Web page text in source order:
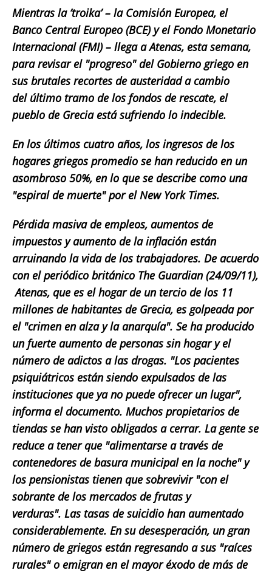
Mientras la ’troika’ – la Comisión Europea, el
Banco Central Europeo (BCE) y el Fondo Monetario
Internacional (FMI) – llega a Atenas, esta semana,
para revisar el "progreso" del Gobierno griego en
sus brutales recortes de austeridad a cambio
del último tramo de los fondos de rescate, el
pueblo de Grecia está sufriendo lo indecible.
En los últimos cuatro años, los ingresos de los
hogares griegos promedio se han reducido en un
asombroso 50%, en lo que se describe como una
"espiral de muerte" por el New York Times.
Pérdida masiva de empleos, aumentos de
impuestos y aumento de la inflación están
arruinando la vida de los trabajadores. De acuerdo
con el periódico británico The Guardian (24/09/11),
Atenas, que es el hogar de un tercio de los 11
millones de habitantes de Grecia, es golpeada por
el "crimen en alza y la anarquía". Se ha producido
un fuerte aumento de personas sin hogar y el
número de adictos a las drogas. "Los pacientes
psiquiátricos están siendo expulsados ​​de las
instituciones que ya no puede ofrecer un lugar",
informa el documento. Muchos propietarios de
tiendas se han visto obligados a cerrar. La gente se
reduce a tener que "alimentarse a través de
contenedores de basura municipal en la noche" y
los pensionistas tienen que sobrevivir "con el
sobrante de los mercados de frutas y
verduras". Las tasas de suicidio han aumentado
considerablemente. En su desesperación, un gran
número de griegos están regresando a sus "raíces
rurales" o emigran en el mayor éxodo de más de